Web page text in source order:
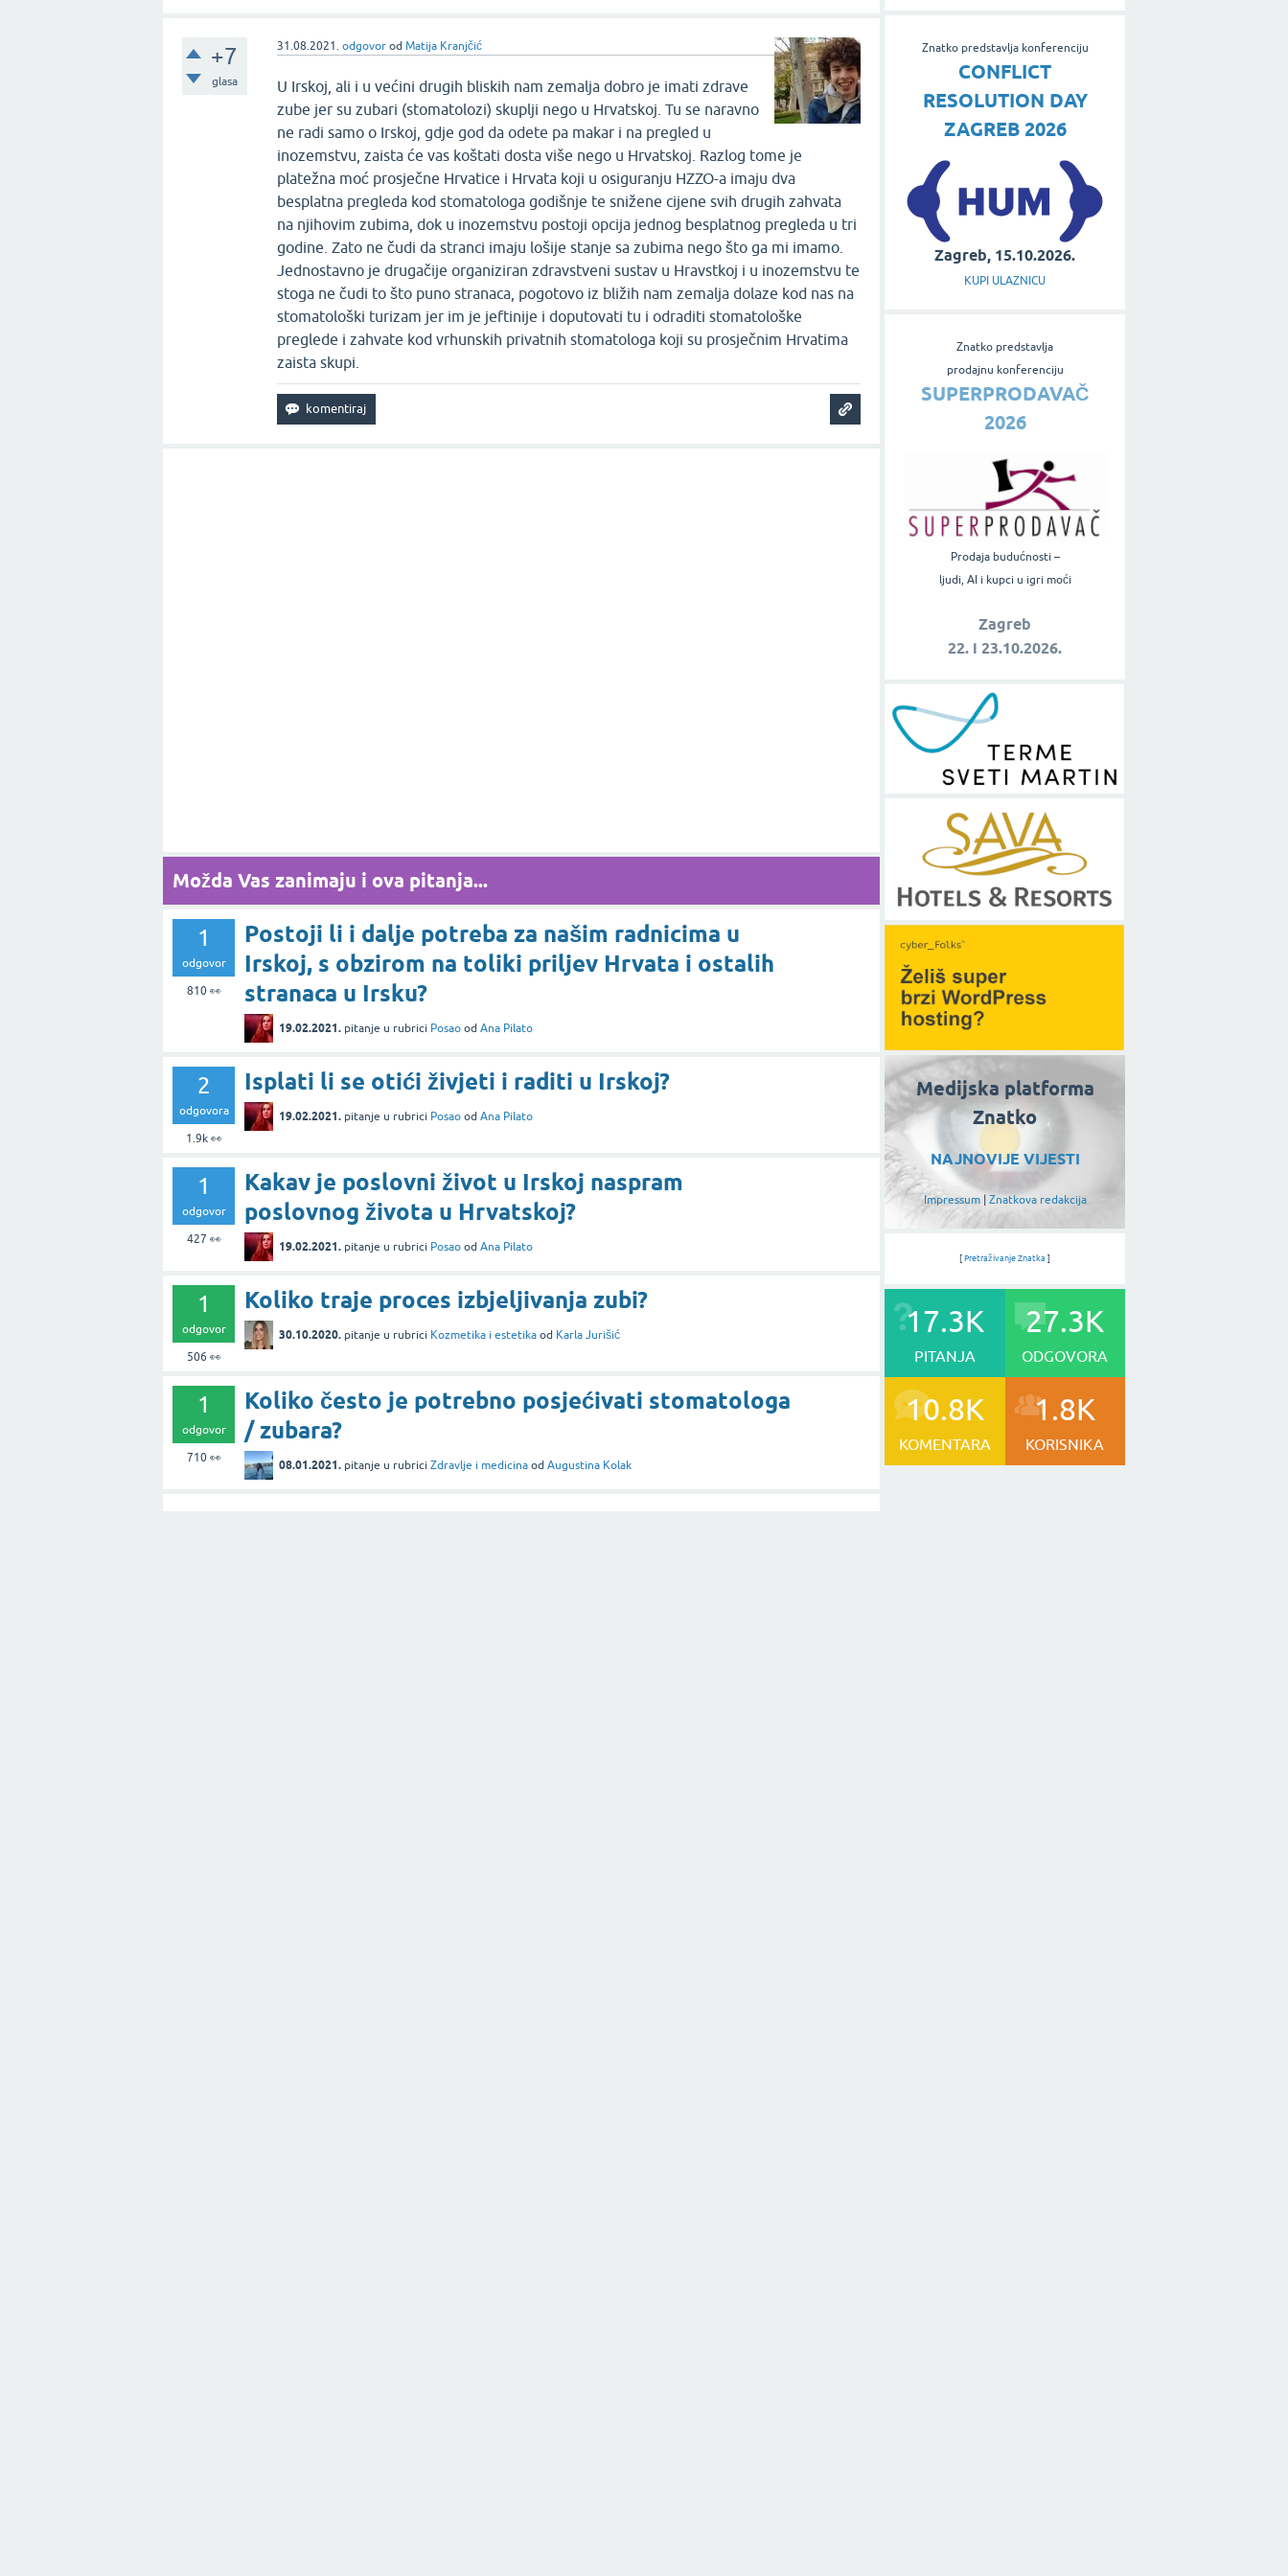
+7
glasa
31.08.2021. odgovor odMatija Kranjčić
U Irskoj, ali i u većini drugih bliskih nam zemalja dobro je imati zdrave
zube jer su zubari (stomatolozi) skuplji nego u Hrvatskoj. Tu se naravno
ne radi samo o Irskoj, gdje god da odete pa makar i na pregled u
inozemstvu, zaista će vas koštati dosta više nego u Hrvatskoj. Razlog tome je
platežna moć prosječne Hrvatice i Hrvata koji u osiguranju HZZO-a imaju dva
besplatna pregleda kod stomatologa godišnje te snižene cijene svih drugih zahvata
na njihovim zubima, dok u inozemstvu postoji opcija jednog besplatnog pregleda u tri
godine. Zato ne čudi da stranci imaju lošije stanje sa zubima nego što ga mi imamo.
Jednostavno je drugačije organiziran zdravstveni sustav u Hravstkoj i u inozemstvu te
stoga ne čudi to što puno stranaca, pogotovo iz bližih nam zemalja dolaze kod nas na
stomatološki turizam jer im je jeftinije i doputovati tu i odraditi stomatološke
preglede i zahvate kod vrhunskih privatnih stomatologa koji su prosječnim Hrvatima
zaista skupi.
Možda Vas zanimaju i ova pitanja...
1
odgovor
810👀
Postoji li i dalje potreba za našim radnicima u
Irskoj, s obzirom na toliki priljev Hrvata i ostalih
stranaca u Irsku?
19.02.2021. pitanje u rubrici Posao od Ana Pilato
2
odgovora
1.9k👀
Isplati li se otići živjeti i raditi u Irskoj?
19.02.2021. pitanje u rubrici Posao od Ana Pilato
1
odgovor
427 👀
Kakav je poslovni život u Irskoj naspram
poslovnog života u Hrvatskoj?
19.02.2021. pitanje u rubrici Posao od Ana Pilato
1
odgovor
506 👀
Koliko traje proces izbjeljivanja zubi?
30.10.2020. pitanje u rubrici Kozmetika i estetika od Karla Jurišić
1
odgovor
710👀
Koliko često je potrebno posjećivati stomatologa
/ zubara?
08.01.2021. pitanje u rubrici Zdravlje i medicina od Augustina Kolak
Znatko predstavlja konferenciju
CONFLICT
RESOLUTION DAY
ZAGREB 2026
Zagreb, 15.10.2026.
KUPI ULAZNICU
Znatko predstavlja
prodajnu konferenciju
SUPERPRODAVAČ
2026
Prodaja budućnosti –
ljudi, AI i kupci u igri moći
Zagreb
22. i 23.10.2026.
Medijska platforma
Znatko
NAJNOVIJE VIJESTI
Impressum| Znatkova redakcija
[ Pretraživanje Znatka ]
17.3K
PITANJA
27.3K
ODGOVORA
10.8K
KOMENTARA
1.8K
KORISNIKA